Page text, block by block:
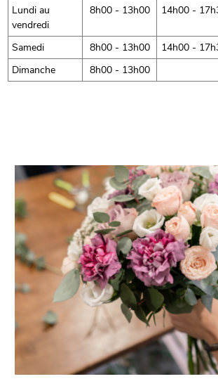
Lundi au
vendredi
8h00 - 13h00 14h00 -
Samedi 8h00 - 13h00
14h00 -
Dimanche
8h00 - 13h00